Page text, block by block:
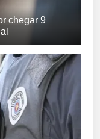
chegar 9